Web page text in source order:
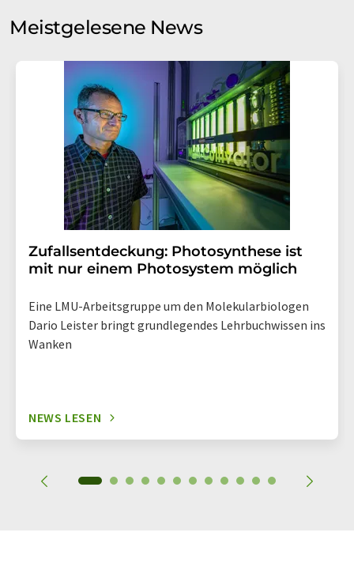
Meinungsforschung per E-Mail kontaktieren. Ihre
Einwilligung können Sie jederzeit ohne Angabe von
Str. 2, 12489 Berlin oder per E-Mail unter
widerruf@lumitos.com mit Wirkung für die Zukunft
widerrufen. Zudem ist in jeder E-Mail ein Link zur
Abbestellung des entsprechenden Newsletters
enthalten.
Meistgelesene News
Zufallsentdeckung: Photosynthese ist
mit nur einem Photosystem möglich
Eine LMU-Arbeitsgruppe um den Molekularbiologen
Dario Leister bringt grundlegendes Lehrbuchwissen ins
Wanken
NEWS LESEN